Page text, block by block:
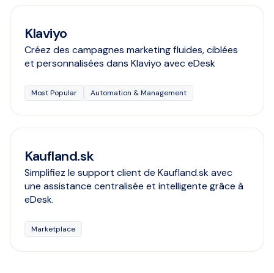
Klaviyo
Créez des campagnes marketing fluides, ciblées
et personnalisées dans Klaviyo avec eDesk
Most Popular Automation & Management
Kaufland.sk
Simplifiez le support client de Kaufland.sk avec
une assistance centralisée et intelligente grâce à
eDesk.
Marketplace